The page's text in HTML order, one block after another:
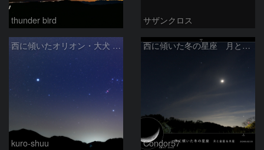
thunder bird サザンクロス
西に傾いたオリオン・大犬 (2026/04/21)
kuro-shuu
西に傾いた冬の星座 月と金星＆木星
Condor57